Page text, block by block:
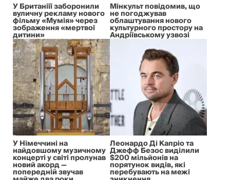
У Британіїї заборонили
вуличну рекламу нового
фільму «Мумія» через
зображення «мертвої
дитини»
Мінкульт повідомив, що
не погоджував
облаштування нового
культурного простору на
Андріївському узвозі
У Німеччині на
найдовшому музичному
концерті у світі пролунав
новий акорд —
попередній звучав
Леонардо Ді Капріо та
Джефф Безос виділили
$200 мільйонів на
порятунок видів, які
перебувають на межі